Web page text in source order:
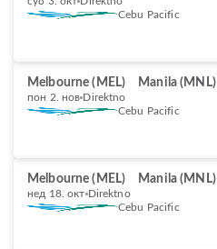
Cebu Pacific
Melbourne (MEL) Manila (MNL)
пон 2. нов Direktno
Cebu Pacific
Melbourne (MEL) Manila (MNL)
нед 18. окт Direktno
Cebu Pacific